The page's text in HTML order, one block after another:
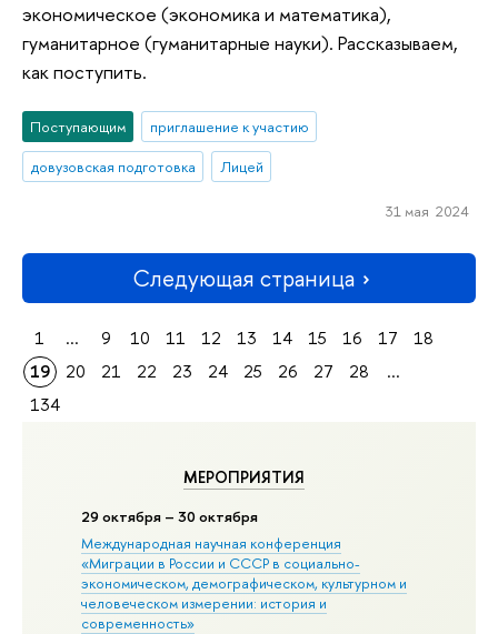
МЕРОПРИЯТИЯ
29 октября – 30 октября
Международная научная конференция
«Миграции в Росcии и СССР в социально-
экономическом, демографическом, культурном и
человеческом измерении: история и
современность»
экономическое (экономика и математика),
гуманитарное (гуманитарные науки). Рассказываем,
как поступить.
Поступающим
приглашение к участию
довузовская подготовка
Лицей
31 мая 2024
Следующая страница
1 ... 9 10 11 12 13 14 15 16 17
18
19
20 21 22 23 24 25 26 27 28
...
134